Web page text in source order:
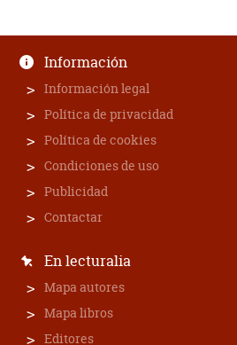
Información
Información legal
Política de privacidad
Política de cookies
Condiciones de uso
Publicidad
Contactar
En lecturalia
Mapa autores
Mapa libros
Editores